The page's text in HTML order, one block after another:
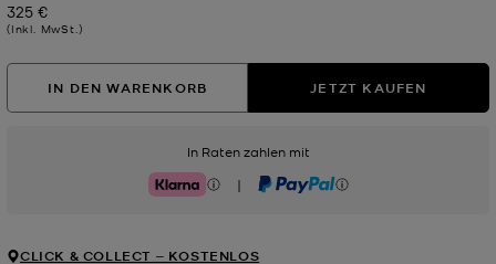
Jetzt
325 €
(Inkl. MwSt.)
IN DEN WARENKORB JETZT KAUFEN
In Raten zahlen mit
Klarna | PayPal
CLICK & COLLECT ‒ KOSTENLOS